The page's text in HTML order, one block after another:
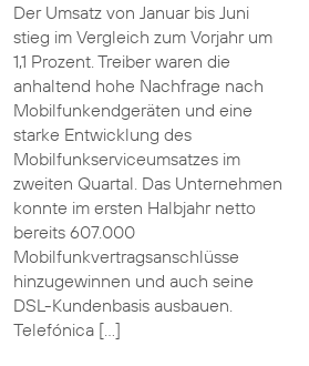
Der Umsatz von Januar bis Juni
stieg im Vergleich zum Vorjahr um
1,1 Prozent. Treiber waren die
anhaltend hohe Nachfrage nach
Mobilfunkendgeräten und eine
starke Entwicklung des
Mobilfunkserviceumsatzes im
zweiten Quartal. Das Unternehmen
konnte im ersten Halbjahr netto
bereits 607.000
Mobilfunkvertragsanschlüsse
hinzugewinnen und auch seine
DSL-Kundenbasis ausbauen.
Telefónica […]